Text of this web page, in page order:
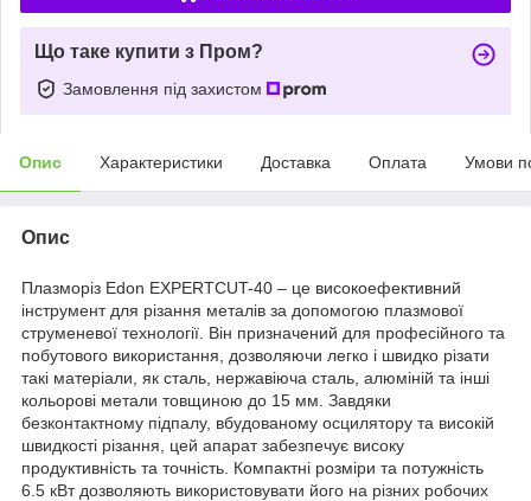
Що таке купити з Пром?
Замовлення під захистом
Опис Характеристики Доставка Оплата Умови
Опис
Плазморіз Edon EXPERTCUT-40 – це високоефективний
інструмент для різання металів за допомогою плазмової
струменевої технології. Він призначений для професійного та
побутового використання, дозволяючи легко і швидко різати
такі матеріали, як сталь, нержавіюча сталь, алюміній та інші
кольорові метали товщиною до 15 мм. Завдяки
безконтактному підпалу, вбудованому осцилятору та високій
швидкості різання, цей апарат забезпечує високу
продуктивність та точність. Компактні розміри та потужність
6.5 кВт дозволяють використовувати його на різних робочих